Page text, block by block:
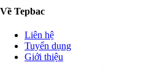
Về Tepbac
Liên hệ
Tuyển dụng
Giới thiệu